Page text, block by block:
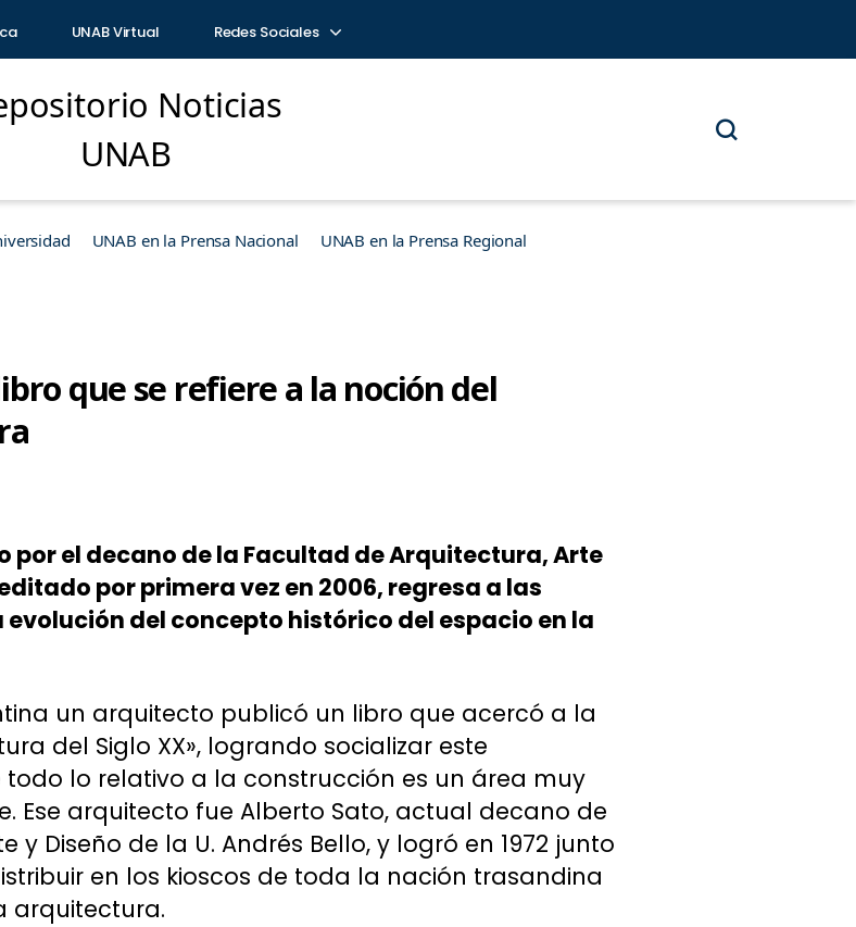
UNAB Virtual Redes Sociales
Noticias
UNAB
UNAB en la Prensa Nacional UNAB en la Prensa Regional
que se refiere a la noción del
por el decano de la Facultad de Arquitectura, Arte
por primera vez en 2006, regresa a las
del concepto histórico del espacio en la
un arquitecto publicó un libro que acercó a la
del Siglo XX», logrando socializar este
lo relativo a la construcción es un área muy
Ese arquitecto fue Alberto Sato, actual decano de
Diseño de la U. Andrés Bello, y logró en 1972 junto
en los kioscos de toda la nación trasandina
arquitectura.